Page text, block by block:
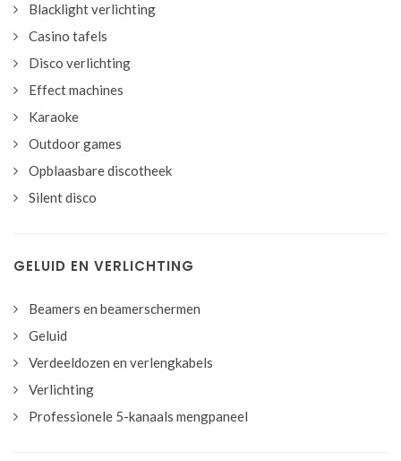
Blacklight verlichting
Casino tafels
Disco verlichting
Effect machines
Karaoke
Outdoor games
Opblaasbare discotheek
Silent disco
GELUID EN VERLICHTING
Beamers en beamerschermen
Geluid
Verdeeldozen en verlengkabels
Verlichting
Professionele 5-kanaals mengpaneel